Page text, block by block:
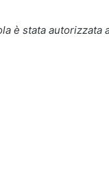
è stata